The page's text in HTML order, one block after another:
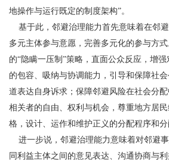
地操作与运行既定的制度架构”。
基于此，邻避治理能力首先意味着在邻
多元主体参与意愿，完善多元化的参与方
的“隐瞒一压制”策略，直面公众反应，增
的包容、吸纳与协调能力，引导和保障社
道表达自身诉求；保障邻避风险在社会分
相关者的自由、权利与机会，尊重地方居
格，设计、运作和维护正义的分配程序和分
进一步说，邻避治理能力意味着对邻避
同利益主体之间的意见表达、沟通协商与